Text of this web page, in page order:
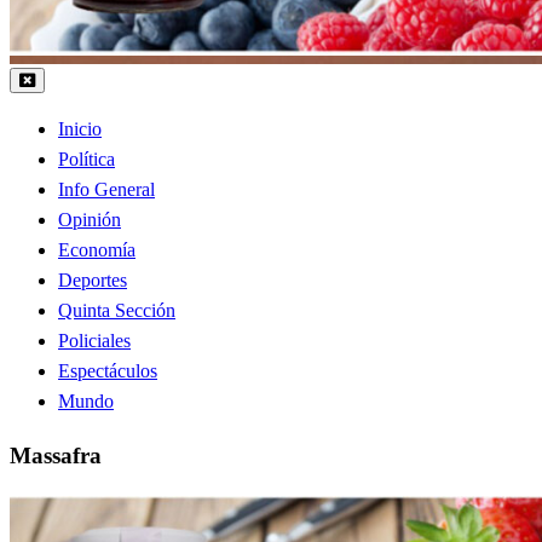
Inicio
Política
Info General
Opinión
Economía
Deportes
Quinta Sección
Policiales
Espectáculos
Mundo
Massafra